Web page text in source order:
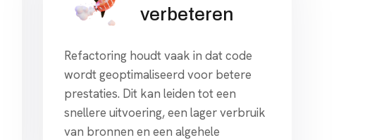
verbeteren
Refactoring houdt vaak in dat code
wordt geoptimaliseerd voor betere
prestaties. Dit kan leiden tot een
snellere uitvoering, een lager verbruik
van bronnen en een algehele